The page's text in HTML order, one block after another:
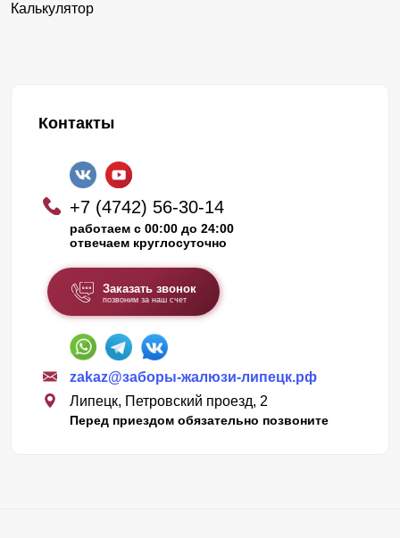
Калькулятор
Контакты
+7 (4742) 56-30-14
работаем с 00:00 до 24:00
отвечаем круглосуточно
Заказать звонок
позвоним за наш счет
zakaz@заборы-жалюзи-липецк.рф
Липецк, Петровский проезд, 2
Перед приездом обязательно позвоните